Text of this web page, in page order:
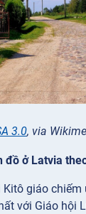
3.0, via
đồ ở Latvia
giáo chiếm
với Giáo hội